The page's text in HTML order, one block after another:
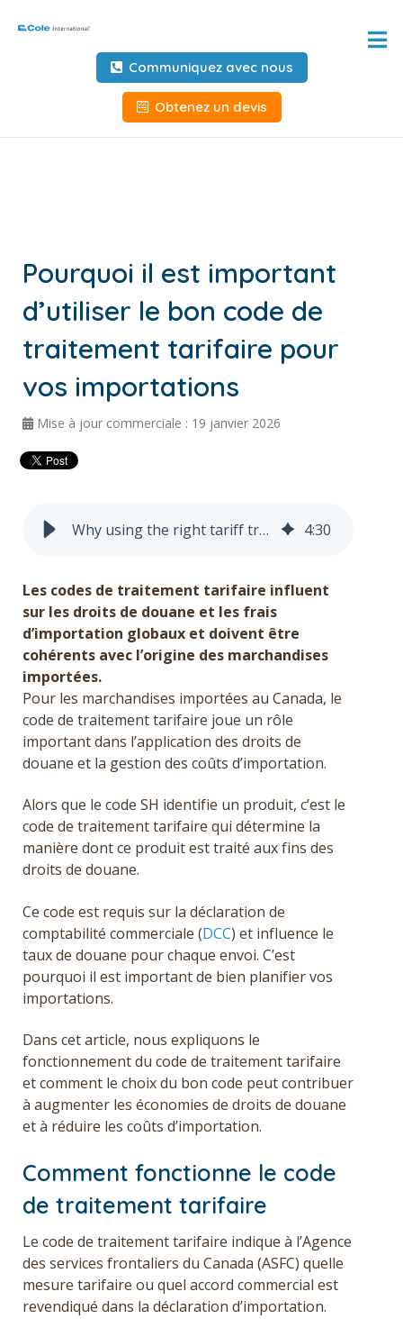
À propos de
Services
Demandez des informations
Outils au service des
transporteurs
NOUS CONTACTER
Obtenir un devis
Communiquez avec nous
Obtenez un devis
Pourquoi il est important
d’utiliser le bon code de
traitement tarifaire pour
vos importations
Mise à jour commerciale : 19 janvier 2026
Why using the right tariff treatment code for your imports matters 4:30
Les codes de traitement tarifaire influent
sur les droits de douane et les frais
d’importation globaux et doivent être
cohérents avec l’origine des marchandises
importées.
Pour les marchandises importées au Canada, le
code de traitement tarifaire joue un rôle
important dans l’application des droits de
douane et la gestion des coûts d’importation.
Alors que le code SH identifie un produit, c’est le
code de traitement tarifaire qui détermine la
manière dont ce produit est traité aux fins des
droits de douane.
Ce code est requis sur la déclaration de
comptabilité commerciale (DCC) et influence le
taux de douane pour chaque envoi. C’est
pourquoi il est important de bien planifier vos
importations.
Dans cet article, nous expliquons le
fonctionnement du code de traitement tarifaire
et comment le choix du bon code peut contribuer
à augmenter les économies de droits de douane
et à réduire les coûts d’importation.
Comment fonctionne le code
de traitement tarifaire
Le code de traitement tarifaire indique à l’Agence
des services frontaliers du Canada (ASFC) quelle
mesure tarifaire ou quel accord commercial est
revendiqué dans la déclaration d’importation.